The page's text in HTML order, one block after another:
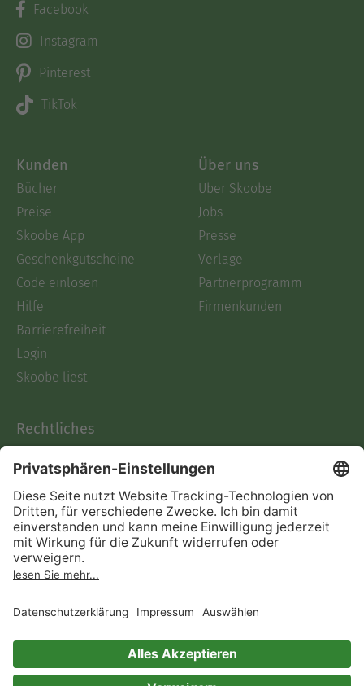
Facebook
Instagram
Pinterest
TikTok
Kunden
Bücher
Preise
Skoobe App
Geschenkgutscheine
Code einlösen
Hilfe
Barrierefreiheit
Login
Skoobe liest
Über uns
Über Skoobe
Jobs
Presse
Verlage
Partnerprogramm
Firmenkunden
Rechtliches
AGB
Informationen nach Data
Act
Verträge hier kündigen
Impressum
Immer ein gutes Buch